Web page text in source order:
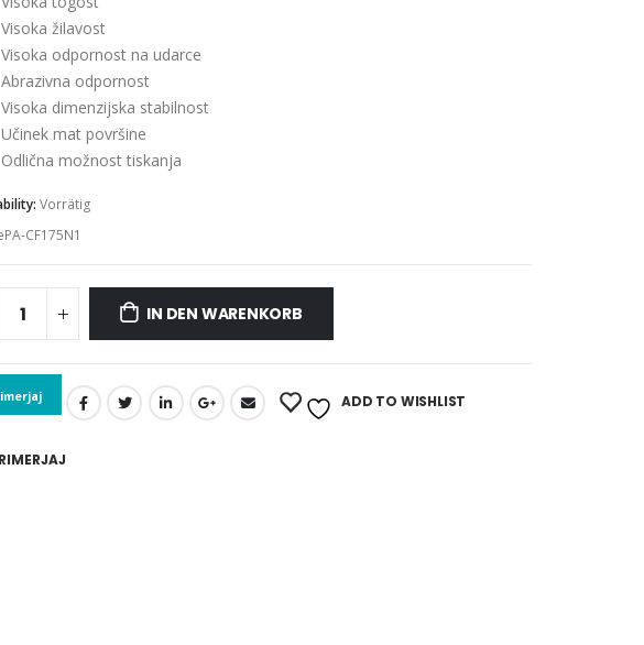
Visoka žilavost
Visoka odpornost na udarce
Abrazivna odpornost
Visoka dimenzijska stabilnost
Učinek mat površine
Odlična možnost tiskanja
Vorrätig
CF175N1
IN DEN WARENKORB
ADD TO WISHLIST